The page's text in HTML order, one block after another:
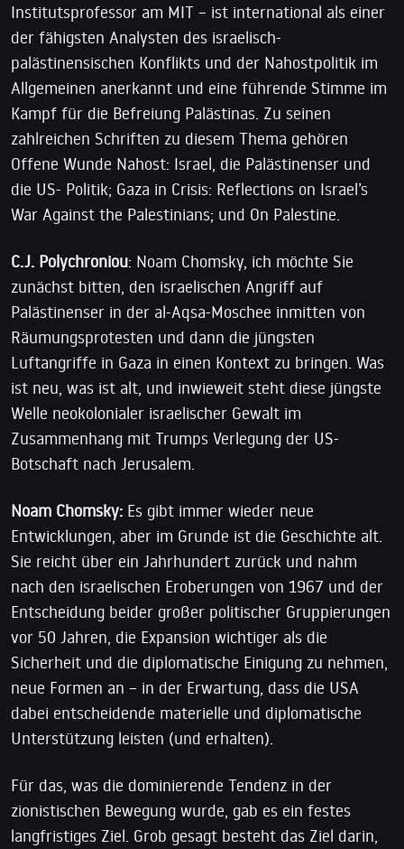
Institutsprofessor am MIT – ist international als einer
der fähigsten Analysten des israelisch-
palästinensischen Konflikts und der Nahostpolitik im
Allgemeinen anerkannt und eine führende Stimme im
Kampf für die Befreiung Palästinas. Zu seinen
zahlreichen Schriften zu diesem Thema gehören
Offene Wunde Nahost: Israel, die Palästinenser und
die US- Politik; Gaza in Crisis: Reflections on Israel’s
War Against the Palestinians; und On Palestine.
C.J. Polychroniou: Noam Chomsky, ich möchte Sie
zunächst bitten, den israelischen Angriff auf
Palästinenser in der al-Aqsa-Moschee inmitten von
Räumungsprotesten und dann die jüngsten
Luftangriffe in Gaza in einen Kontext zu bringen. Was
ist neu, was ist alt, und inwieweit steht diese jüngste
Welle neokolonialer israelischer Gewalt im
Zusammenhang mit Trumps Verlegung der US-
Botschaft nach Jerusalem.
Noam Chomsky: Es gibt immer wieder neue
Entwicklungen, aber im Grunde ist die Geschichte alt.
Sie reicht über ein Jahrhundert zurück und nahm
nach den israelischen Eroberungen von 1967 und der
Entscheidung beider großer politischer Gruppierungen
vor 50 Jahren, die Expansion wichtiger als die
Sicherheit und die diplomatische Einigung zu nehmen,
neue Formen an – in der Erwartung, dass die USA
dabei entscheidende materielle und diplomatische
Unterstützung leisten (und erhalten).
Für das, was die dominierende Tendenz in der
zionistischen Bewegung wurde, gab es ein festes
langfristiges Ziel. Grob gesagt besteht das Ziel darin,